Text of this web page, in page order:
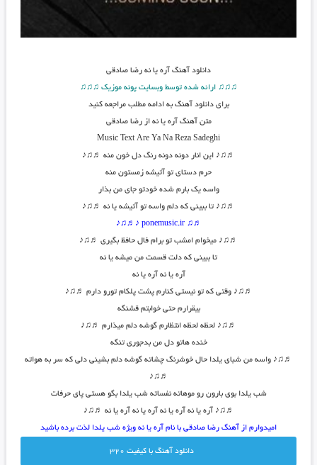
دانلود آهنگآره یا نه رضا صادقی
♫♫♫ ارائه شده توسط وبسایت پونه موزیک ♫♫♫
برای دانلود آهنگ به ادامه مطلب مراجعه کنید
متن آهنگ آره یا نه از رضا صادقی
Music Text Are Ya Na Reza Sadeghi
♬♫♪ این انار دونه دونه رنگ دل خون منه ♬♫♪
حرم دستای تو آتیشه زمستون منه
واسه یک بارم شده خودتو جای من بذار
♬♫♪ تا ببینی که دلم واسه تو آتیشه یا نه ♬♫♪
♬♫
ponemusic.ir
♪♬♫♪
♬♫♪ میخوام امشب تو برام فال حافظ بگیری ♬♫♪
تا ببینی که دلت قسمت من میشه یا نه
آره یا نه آره یا نه
♬♫♪ وقتی که تو نیستی کنارم پشت پلکام تورو دارم ♬♫♪
بیقرارم حتی خوابتم قشنگه
♬♫♪ لحظه لحظه انتظارم گوشه دلم میذارم ♬♫♪
خنده هاتو دل من بدجوری تنگه
♬♫♪ واسه من شبای یلدا حال خوشرنگ چشاته گوشه دلم بشینی دلی که سر به هواته
♬♫♪
شب یلدا بوی بارون رو موهاته نفساته شب یلدا بگو هستی پای حرفات
♬♫♪ آره یا نه آره یا نه آره یا نه آره یا نه ♬♫♪
امیدوارم از آهنگ رضا صادقی با نام آره یا نه ویژه شب یلدا لذت برده باشید
دانلود آهنگ با کيفيت 320